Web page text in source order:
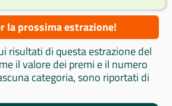
la prossima estrazione!
risultati di questa estrazione del
il valore dei premi e il numero
categoria, sono riportati di